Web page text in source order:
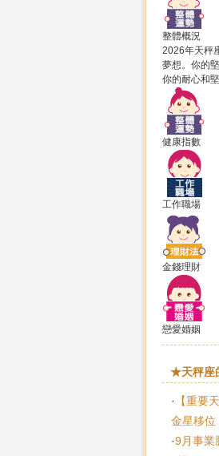
整體概況
2026年天秤
夢想。你的
你的耐心和
健康指數
工作職場
金錢理財
戀愛婚姻
★天秤座
·
【重要
金星移位
·9月事業